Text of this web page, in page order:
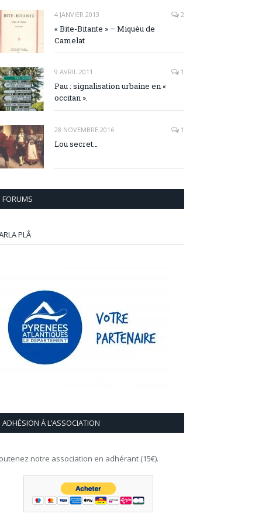
4 JANVIER 2013 2
« Bite-Bitante » – Miquèu de
Camelat
9 AVRIL 2011 1
Pau : signalisation urbaine en «
occitan ».
28 NOVEMBRE 2016 1
Lou secret…
FORUMS
PLÂ
ADHÉSION À L’ASSOCIATION
notre association en adhérant (15€).